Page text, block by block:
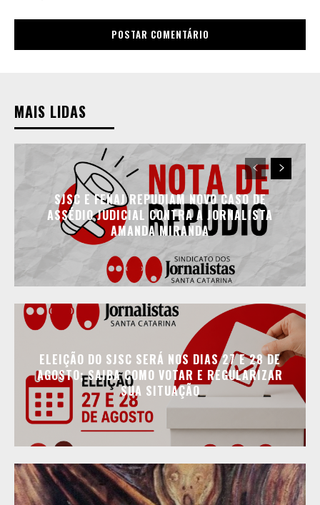
MAIS LIDAS
SJSC E FENAJ REPUDIAM NOVO CASO DE
ASSÉDIO JUDICIAL CONTRA A JORNALISTA
AMANDA MIRANDA
ELEIÇÃO DO SJSC SERÁ NOS DIAS 27 E 28 DE
AGOSTO; SAIBA COMO VOTAR E REGULARIZAR
SUA SITUAÇÃO